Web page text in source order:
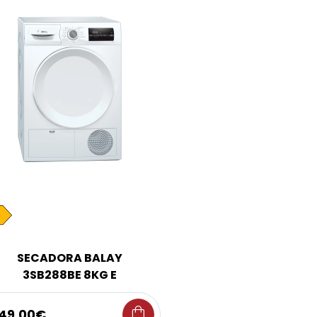
SECADORA BALAY
3SB288BE 8KG E